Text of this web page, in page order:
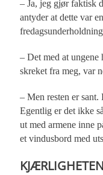
– Ja, jeg gjør faktisk
antyder at dette var
– Det med at ungene
skreket fra meg, var
– Men resten er sant.
Egentlig er det ikke
ut med armene inne
et vindusbord med